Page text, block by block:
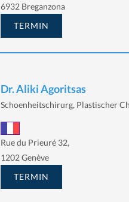
6932 Breganzona
TERMIN
Dr. Aliki Agoritsas
Schoenheitschirurg, Plastischer
Rue du Prieuré 32,
1202 Genève
TERMIN